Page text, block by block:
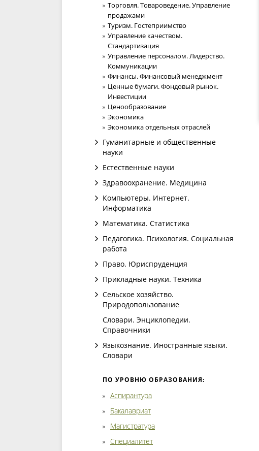
Торговля. Товароведение. Управление
продажами
Туризм. Гостеприимство
Управление качеством.
Стандартизация
Управление персоналом. Лидерство.
Коммуникации
Финансы. Финансовый менеджмент
Ценные бумаги. Фондовый рынок.
Инвестиции
Ценообразование
Экономика
Экономика отдельных отраслей
Гуманитарные и общественные
науки
Естественные науки
Здравоохранение. Медицина
Компьютеры. Интернет.
Информатика
Математика. Статистика
Педагогика. Психология. Социальная
работа
Право. Юриспруденция
Прикладные науки. Техника
Сельское хозяйство.
Природопользование
Словари. Энциклопедии.
Справочники
Языкознание. Иностранные языки.
Словари
ПО УРОВНЮ ОБРАЗОВАНИЯ:
Аспирантура
Бакалавриат
Магистратура
Специалитет